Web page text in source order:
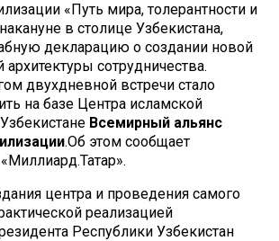
«Путь мира, толерантности и
в столице Узбекистана,
декларацию о создании новой
сотрудничества.
двухдневной встречи стало
на базе Центра исламской
Всемирный альянс
.Об этом сообщает
центра и проведения самого
реализацией
Республики Узбекистан